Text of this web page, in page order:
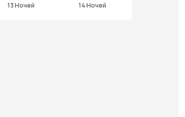
13 Ночей 14 Ночей